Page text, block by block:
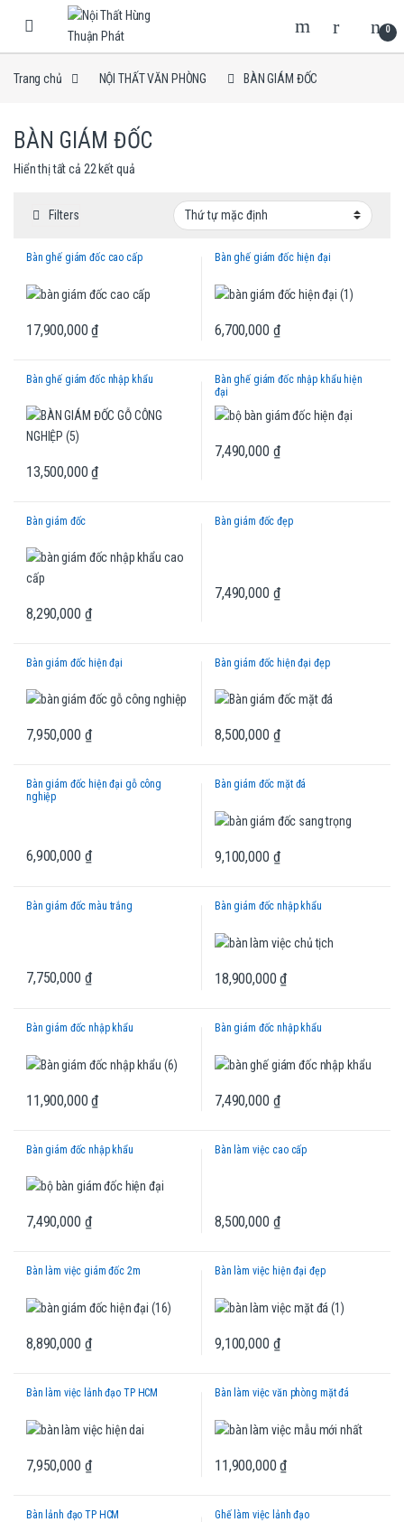
Skip to navigation
Skip to content
0
Trang chủ NỘI THẤT VĂN PHÒNG BÀN GIÁM ĐỐC
BÀN GIÁM ĐỐC
Hiển thị tất cả 22 kết quả
Filters
Bàn ghế giám đốc cao cấp
17,900,000₫
Bàn ghế giám đốc hiện đại
6,700,000 ₫
Bàn ghế giám đốc nhập khẩu
13,500,000₫
Bàn ghế giám đốc nhập khẩu hiện
đại
7,490,000 ₫
Bàn giám đốc
8,290,000 ₫
Bàn giám đốc đẹp
7,490,000 ₫
Bàn giám đốc hiện đại
7,950,000 ₫
Bàn giám đốc hiện đại đẹp
8,500,000 ₫
Bàn giám đốc hiện đại gỗ công
nghiệp
6,900,000 ₫
Bàn giám đốc mặt đá
9,100,000 ₫
Bàn giám đốc màu trắng
7,750,000 ₫
Bàn giám đốc nhập khẩu
18,900,000₫
Bàn giám đốc nhập khẩu
11,900,000₫
Bàn giám đốc nhập khẩu
7,490,000 ₫
Bàn giám đốc nhập khẩu
7,490,000 ₫
Bàn làm việc cao cấp
8,500,000 ₫
Bàn làm việc giám đốc 2m
8,890,000 ₫
Bàn làm việc hiện đại đẹp
9,100,000 ₫
Bàn làm việc lảnh đạo TP HCM
7,950,000 ₫
Bàn làm việc văn phòng mặt đá
11,900,000₫
Bàn lảnh đạo TP HCM Ghế làm việc lảnh đạo